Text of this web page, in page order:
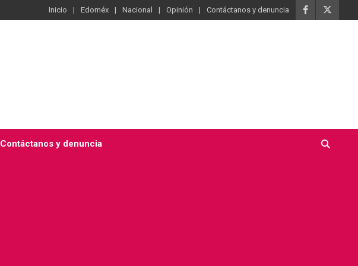
Inicio Edoméx Nacional Opinión Contáctanos y denuncia
Contáctanos y denuncia